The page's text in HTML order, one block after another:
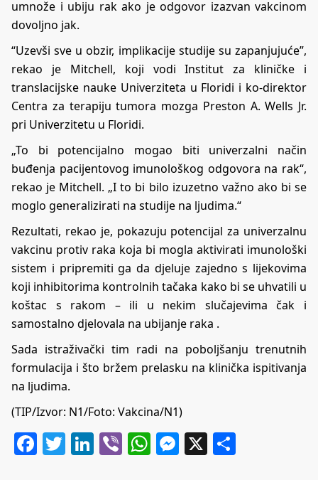
umnože i ubiju rak ako je odgovor izazvan vakcinom
dovoljno jak.
“Uzevši sve u obzir, implikacije studije su zapanjujuće”,
rekao je Mitchell, koji vodi Institut za kliničke i
translacijske nauke Univerziteta u Floridi i ko-direktor
Centra za terapiju tumora mozga Preston A. Wells Jr.
pri Univerzitetu u Floridi.
„To bi potencijalno mogao biti univerzalni način
buđenja pacijentovog imunološkog odgovora na rak“,
rekao je Mitchell. „I to bi bilo izuzetno važno ako bi se
moglo generalizirati na studije na ljudima.“
Rezultati, rekao je, pokazuju potencijal za univerzalnu
vakcinu protiv raka koja bi mogla aktivirati imunološki
sistem i pripremiti ga da djeluje zajedno s lijekovima
koji inhibitorima kontrolnih tačaka kako bi se uhvatili u
koštac s rakom – ili u nekim slučajevima čak i
samostalno djelovala na ubijanje raka .
Sada istraživački tim radi na poboljšanju trenutnih
formulacija i što bržem prelasku na klinička ispitivanja
na ljudima.
(TIP/Izvor: N1/Foto: Vakcina/N1)
Facebook
Twitter
LinkedIn
ViberWhatsApp
Messenger
X